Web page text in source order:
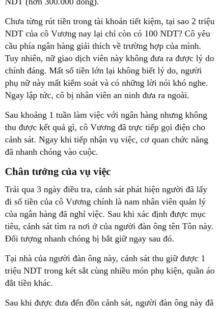
Chưa từng rút tiền trong tài khoản tiết kiệm, tại sao 2 triệu
NDT của cô Vương nay lại chỉ còn có 100 NDT? Cô yêu
cầu phía ngân hàng giải thích về trường hợp của mình.
Tuy nhiên, nữ giao dịch viên này không đưa ra được lý do
chính đáng. Mất số tiền lớn lại không biết lý do, người
phụ nữ này mất kiểm soát và có những lời nói khó nghe.
Ngay lập tức, cô bị nhân viên an ninh đưa ra ngoài.
Sau khoảng 1 tuần làm việc với ngân hàng nhưng không
thu được kết quả gì, cô Vương đã trực tiếp gọi điện cho
cảnh sát. Ngay khi tiếp nhận vụ việc, cơ quan chức năng
đã nhanh chóng vào cuộc.
Chân tướng của vụ việc
Trải qua 3 ngày điều tra, cảnh sát phát hiện người đã lấy
đi số tiền của cô Vương chính là nam nhân viên quản lý
của ngân hàng đã nghỉ việc. Sau khi xác định được mục
tiêu, cảnh sát tìm ra nơi ở của người đàn ông tên Tôn này.
Đối tượng nhanh chóng bị bắt giữ ngay sau đó.
Tại nhà của người đàn ông này, cảnh sát thu giữ được 1
triệu NDT trong két sắt cùng nhiều món phụ kiện, quần áo
đắt tiền khác.
Sau khi được đưa đến đồn cảnh sát, người đàn ông này đã